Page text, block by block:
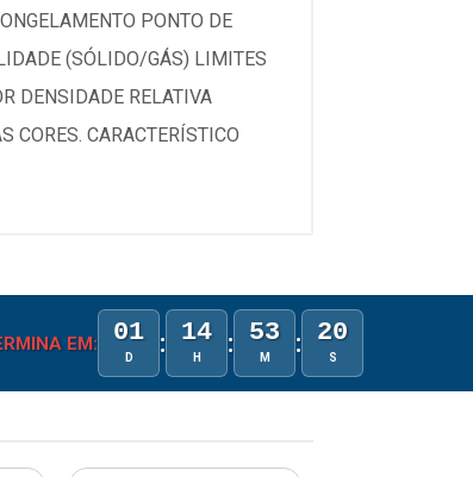
PONTO DE
(SÓLIDO/GÁS) LIMITES
DENSIDADE RELATIVA
CORES. CARACTERÍSTICO
EM: 01
D : 14
H : 53
M : 20
S